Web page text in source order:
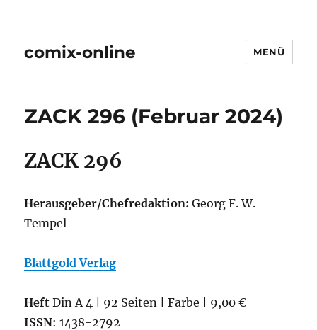
comix-online MENÜ
ZACK 296 (Februar 2024)
ZACK 296
Herausgeber/Chefredaktion: Georg F. W.
Tempel
Blattgold Verlag
Heft Din A 4 | 92 Seiten | Farbe | 9,00 €
ISSN: 1438-2792